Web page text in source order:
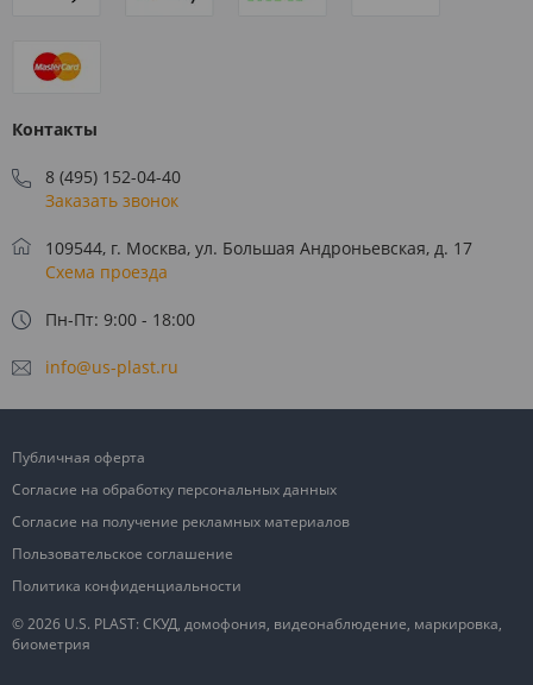
Контакты
8 (495) 152-04-40
Заказать звонок
109544, г. Москва, ул. Большая Андроньевская, д. 17
Схема проезда
Пн-Пт: 9:00 - 18:00
info@us-plast.ru
© 2026 U.S. PLAST: СКУД, домофония, видеонаблюдение, маркировка,
биометрия
Публичная оферта
Согласие на обработку персональных данных
Согласие на получение рекламных материалов
Пользовательское соглашение
Политика конфиденциальности